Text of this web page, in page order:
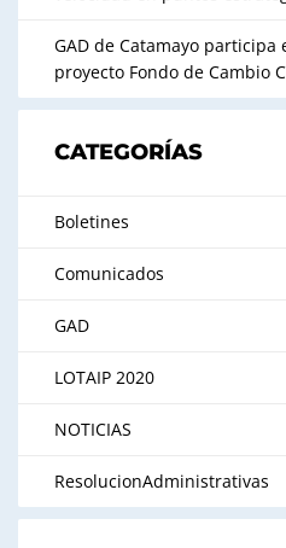
GAD de Catamayo participa
proyecto Fondo de Cambio
CATEGORÍAS
Boletines
Comunicados
GAD
LOTAIP 2020
NOTICIAS
ResolucionAdministrativas